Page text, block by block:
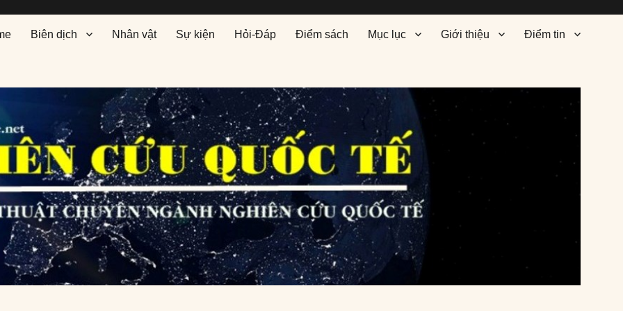
Biên dịch Nhân vật Sự kiện Hỏi-Đáp Điểm sách Mục lục Giới thiệu Điểm tin